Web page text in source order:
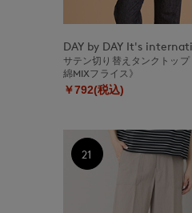
DAY by DAY It's
サテン切り替えタンクトップ
綿MIXフライス》
￥792(税込)
21